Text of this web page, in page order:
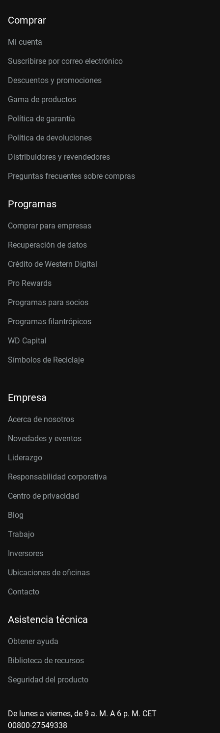
Comprar
Mi cuenta
Suscribirse por correo electrónico
Descuentos y promociones
Gama de productos
Política de garantía
Política de devoluciones
Distribuidores y revendedores
Preguntas frecuentes sobre compras
Programas
Comprar para empresas
Recuperación de datos
Crédito de Western Digital
Pro Rewards
Programas para socios
Programas filantrópicos
WD Capital
Símbolos de Reciclaje
Empresa
Acerca de nosotros
Novedades y eventos
Liderazgo
Responsabilidad corporativa
Centro de privacidad
Blog
Trabajo
Inversores
Ubicaciones de oficinas
Contacto
Asistencia técnica
Obtener ayuda
Biblioteca de recursos
Seguridad del producto
De lunes a viernes, de 9 a. M. A 6 p. M. CET
00800-27549338